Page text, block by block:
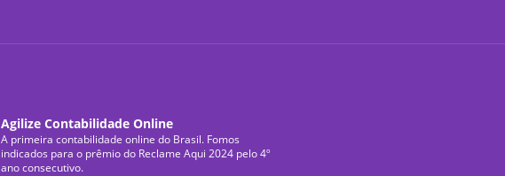
Agilize Contabilidade Online
A primeira contabilidade online do Brasil. Fomos
indicados para o prêmio do Reclame Aqui 2024 pelo 4º
ano consecutivo.